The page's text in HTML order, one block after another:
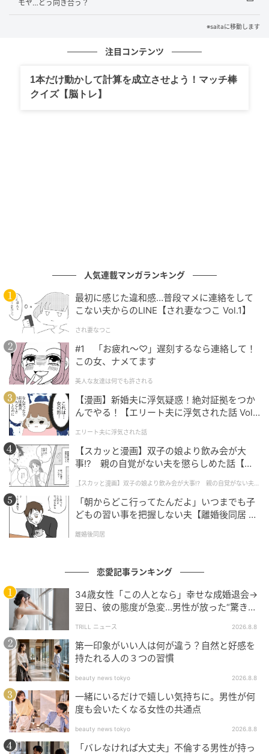
だと考えます。
そもそも、浮気とはどのラインからそう呼ぶのかを考
えてみましょう。二人きりで出かけたら？ 手を繋いだ
ら？ キスをしたら？ そう考えると、浮気の定義ってか
なり曖昧ではありませんか？
だから、私は、自分が不快な思いをしたら、そこから
が浮気と考えていいと思うんです。
自分の心が狭いのだと、自分を責めるのはやめてくだ
さい。自分が浮気と思ったら、浮気。それでいいんで
す。
普段は趣味仲間で集まるのに、その女性と二人きりで
やり取りすることがおかしいと思います。何を二人き
りでやり取りすることがあるのでしょうか。私は、か
なり黒に近いグレーだと思います。
てみてはいかがですか？ その趣味仲間の女性と二人き
りでやり取りをするのをやめてほしいと素直に話して
みましょう。
モヤ…どう向き合う？
※saitaに移動します
注目コンテンツ
1本だけ動かして計算を成立させよう！マッチ棒
クイズ【脳トレ】
人気連載マンガランキング
最初に感じた違和感…普段マメに連絡をして
こない夫からのLINE【され妻なつこ Vol.1】
され妻なつこ
#1 「お疲れ〜♡」遅刻するなら連絡して！
この女、ナメてます
美人な友達は何でも許される
【漫画】新婚夫に浮気疑惑！絶対証拠をつか
んでやる！【エリート夫に浮気された話 Vol.
エリート夫に浮気された話
【スカッと漫画】双子の娘より飲み会が大
事!? 親の自覚がない夫を懲らしめた話【第1
【スカッと漫画】双子の娘より飲み会が大事!? 親の自覚がない夫を
懲らしめた話
「朝からどこ行ってたんだよ」いつまでも子
どもの習い事を把握しない夫【離婚後同居 Vo
離婚後同居
恋愛記事ランキング
34歳女性「この人となら」幸せな成婚退会→
翌日、彼の態度が急変…男性が放った“驚きの
TRILL ニュース 2026.8.8
第一印象がいい人は何が違う？自然と好感を
持たれる人の３つの習慣
beauty news tokyo 2026.8.8
一緒にいるだけで嬉しい気持ちに。男性が何
度も会いたくなる女性の共通点
beauty news tokyo 2026.8.8
「バレなければ大丈夫」不倫する男性が持っ